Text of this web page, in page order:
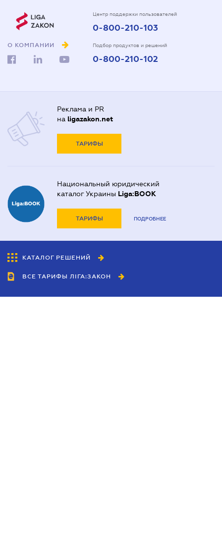
О КОМПАНИИ
Центр поддержки пользователей
0-800-210-103
Подбор продуктов и решений
0-800-210-102
Реклама и PR
на ligazakon.net
ТАРИФЫ
Национальный юридический
каталог Украины Liga:BOOK
ТАРИФЫ ПОДРОБНЕЕ
КАТАЛОГ РЕШЕНИЙ
ВСЕ ТАРИФЫ ЛІГА:ЗАКОН